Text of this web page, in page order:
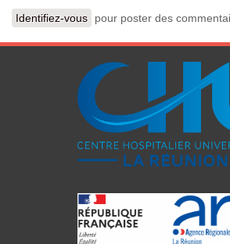
Identifiez-vous pour poster des